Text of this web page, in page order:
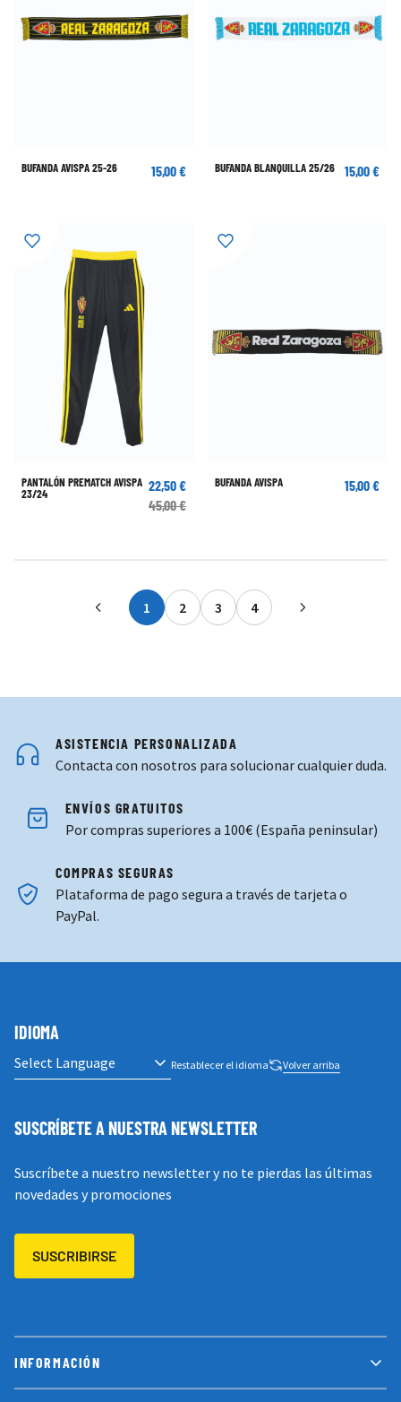
BUFANDA AVISPA 25-26 15,00 € BUFANDA BLANQUILLA 25/26 15,00 €
PANTALÓN PREMATCH AVISPA
23/24
22,50 €
45,00 €
BUFANDA AVISPA 15,00 €
Actualmente estás leyendo página
1
Página
2
Página
3
Página
4
ASISTENCIA PERSONALIZADA
Contacta con nosotros para solucionar cualquier duda.
ENVÍOS GRATUITOS
Por compras superiores a 100€ (España peninsular)
COMPRAS SEGURAS
Plataforma de pago segura a través de tarjeta o
PayPal.
INFORMACIÓN
IDIOMA
Restablecer el idioma Volver arriba
SUSCRÍBETE A NUESTRA NEWSLETTER
Suscríbete a nuestro newsletter y no te pierdas las últimas
novedades y promociones
SUSCRIBIRSE